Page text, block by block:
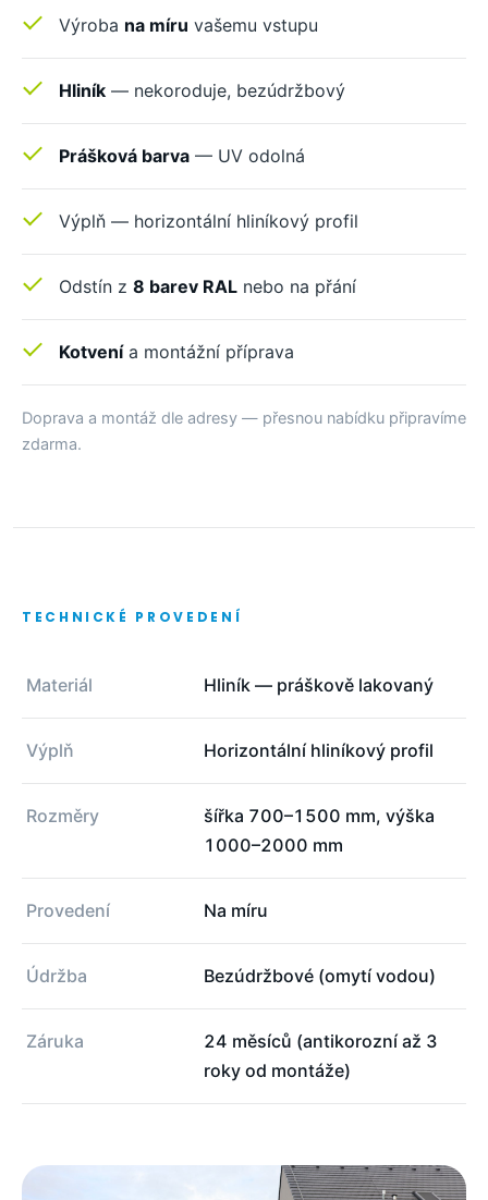
Výroba na míru vašemu vstupu
Hliník — nekoroduje, bezúdržbový
Prášková barva — UV odolná
Výplň — horizontální hliníkový profil
Odstín z 8 barev RAL nebo na přání
Kotvenía montážní příprava
Doprava a montáž dle adresy — přesnou nabídku připravíme
zdarma.
TECHNICKÉ PROVEDENÍ
Materiál Hliník — práškově lakovaný
Výplň Horizontální hliníkový profil
Rozměry
šířka 700–1500 mm, výška
1000–2000 mm
Provedení Na míru
Údržba Bezúdržbové (omytí vodou)
Záruka
24 měsíců (antikorozní až 3
roky od montáže)